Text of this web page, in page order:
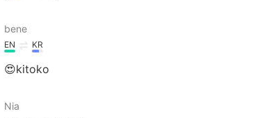
bene
EN KR
😍kitoko
Nia